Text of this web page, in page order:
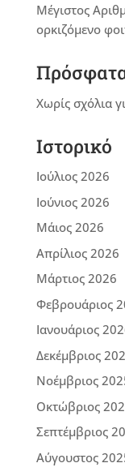
Μέγιστος
ορκιζόμενο
Χωρίς σχόλια
Ιστορικό
Ιούλιος 2026
Ιούνιος 2026
Μάιος 2026
Απρίλιος 2026
Μάρτιος 2026
Φεβρουάριος
Ιανουάριος
Δεκέμβριος
Νοέμβριος
Οκτώβριος
Σεπτέμβριος
Αύγουστος